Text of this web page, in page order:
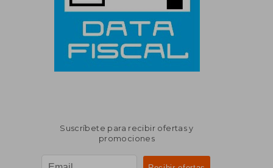
Suscríbete para recibir ofertas y
promociones